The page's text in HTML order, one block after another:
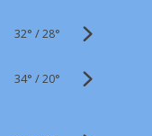
32° /28°
34° /20°